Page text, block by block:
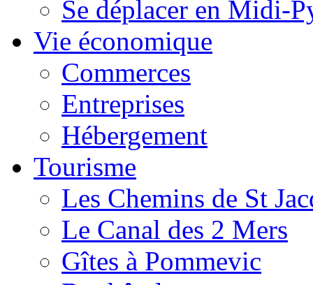
Se déplacer en Midi-
Vie économique
Commerces
Entreprises
Hébergement
Tourisme
Les Chemins de St
Le Canal des 2 Mers
Gîtes à Pommevic